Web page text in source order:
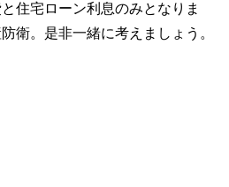
住宅ローン利息のみとなりま
衛。是非一緒に考えましょう。